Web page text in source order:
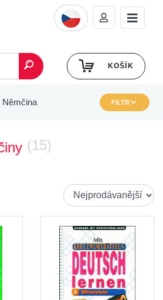
KOŠÍK
Němčina FILTR
(15)